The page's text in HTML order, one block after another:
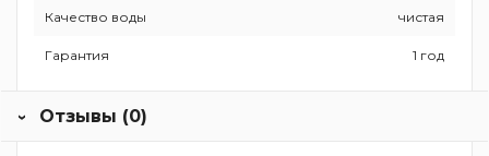
Качество воды чистая
Гарантия 1 год
Отзывы (0)